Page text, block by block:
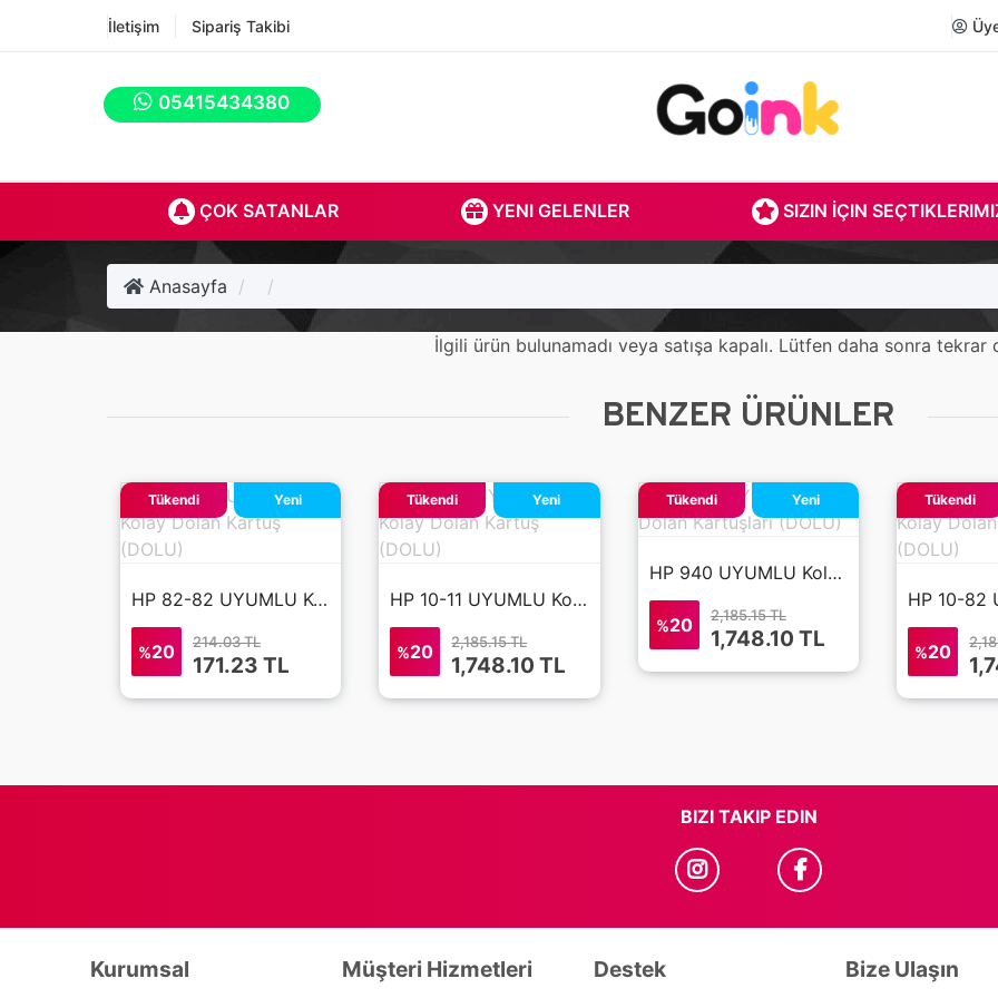
İletişim Sipariş Takibi
05415434380
ÇOK SATANLAR YENI GELENLER SIZIN İÇIN
Anasayfa
İlgili ürün bulunamadı veya satışa kapalı. Lütfen daha sonra tekrar
BENZER ÜRÜNLER
HP 82-82 UYUMLU Kolay Dolan Kartuş (DOLU)
Tükendi Yeni
%20 214.03 TL
171.23 TL
HP 10-11 UYUMLU Kolay Dolan Kartuş (DOLU)
Tükendi Yeni
%20 2,185.15 TL
1,748.10 TL
HP 940 UYUMLU Kolay Dolan Kartuşları (DOLU)
Tükendi Yeni
%20 2,185.15 TL
1,748.10 TL
Tükendi
%20
BIZI TAKIP EDIN
Kurumsal Müşteri Hizmetleri Destek Bize Ulaşın